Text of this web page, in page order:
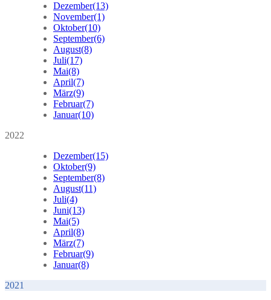
Dezember(13)
November(1)
Oktober(10)
September(6)
August(8)
Juli(17)
Mai(8)
April(7)
März(9)
Februar(7)
Januar(10)
2022
Dezember(15)
Oktober(9)
September(8)
August(11)
Juli(4)
Juni(13)
Mai(5)
April(8)
März(7)
Februar(9)
Januar(8)
2021